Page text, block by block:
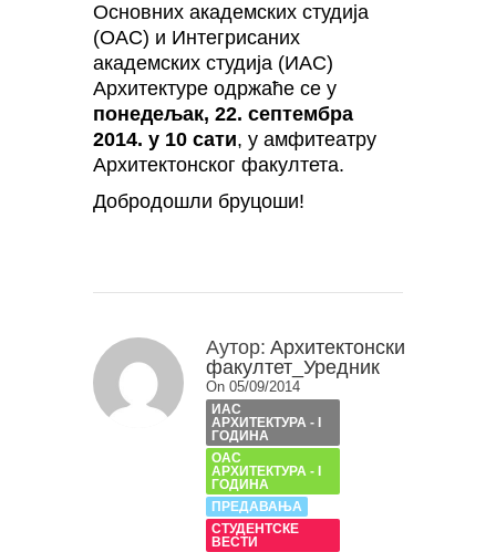
Основних академских студија
(ОАС) и Интегрисаних
академских студија (ИАС)
Архитектуре одржаће се у
понедељак, 22. септембра
2014. у 10 сати, у амфитеатру
Архитектонског факултета.
Добродошли бруцоши!
Аутор: Архитектонски
факултет_Уредник
On 05/09/2014
ИАС
АРХИТЕКТУРА - I
ГОДИНА
ОАС
АРХИТЕКТУРА - I
ГОДИНА
ПРЕДАВАЊА
СТУДЕНТСКЕ
ВЕСТИ